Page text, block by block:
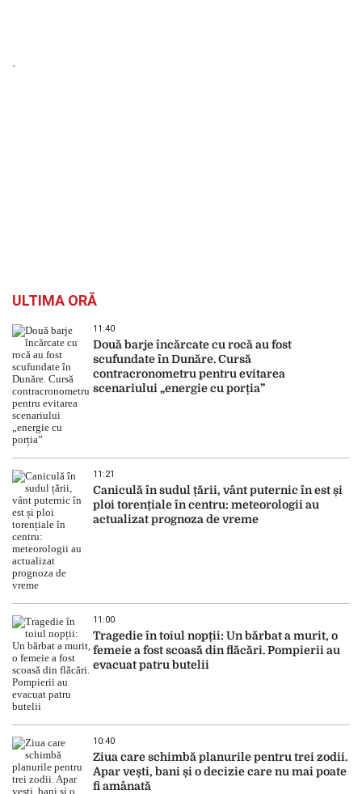
`
ULTIMA ORĂ
11:40
Două barje încărcate cu rocă au fost
scufundate în Dunăre. Cursă
contracronometru pentru evitarea
scenariului „energie cu porția”
11:21
Caniculă în sudul țării, vânt puternic în est și
ploi torențiale în centru: meteorologii au
actualizat prognoza de vreme
11:00
Tragedie în toiul nopții: Un bărbat a murit, o
femeie a fost scoasă din flăcări. Pompierii au
evacuat patru butelii
10:40
Ziua care schimbă planurile pentru trei zodii.
Apar vești, bani și o decizie care nu mai poate
fi amânată